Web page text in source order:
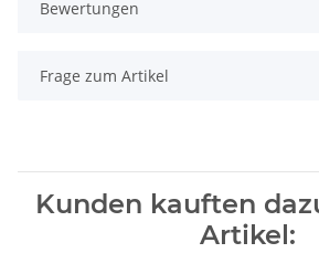
Bewertungen
Frage zum Artikel
Kunden kauften
Artikel: